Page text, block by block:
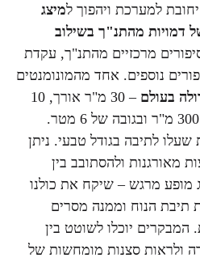
למערכת ויהפוך למיצג
דמויות מהתנ"ך בשילוב
מרכזיים מהתנ"ך, עקדת
נוספים. אחד מהמונומנטים
בעולם
– 30 מ"ר אורך, 10
מ"ר רוחב בשטח כולל של 300 מ"ר ובגובה של 6 מטר.
שעלו לתיבה בגודל טבעי. ניתן
מאורגנות ולהסתובב בין
מופע מרגש – שיקח את כולנו
תיבת הנוח וממנה מסרים
המבקרים יוכלו לשוטט בין
ולראות סצנות מומחשות של